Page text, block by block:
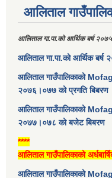
आलिताल
आलिताल गा.पा.को आर्थिक बर्ष
आलिताल गा.पा.को आर्थिक बर्ष
आलिताल गाउँपालिकाको
२०७६।०७७ को प्रगति बिबरण
आलिताल गाउँपालिकाको
२०७७।०७८ को बजेट बिबरण
****
आलिताल गाउँपालिकाको
आलिताल गाउँपालिकाको